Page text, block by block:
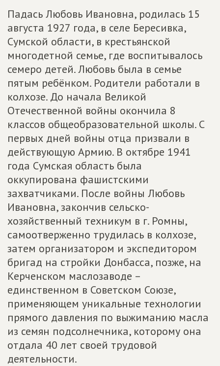
Падась Любовь Ивановна, родилась 15
августа 1927 года, в селе Бересивка,
Сумской области, в крестьянской
многодетной семье, где воспитывалось
семеро детей. Любовь была в семье
пятым ребёнком. Родители работали в
колхозе. До начала Великой
Отечественной войны окончила 8
классов общеобразовательной школы. С
первых дней войны отца призвали в
действующую Армию. В октябре 1941
года Сумская область была
оккупирована фашистскими
захватчиками. После войны Любовь
Ивановна, закончив сельско-
хозяйственный техникум в г. Ромны,
самоотверженно трудилась в колхозе,
затем организатором и экспедитором
бригад на стройки Донбасса, позже, на
Керченском маслозаводе –
единственном в Советском Союзе,
применяющем уникальные технологии
прямого давления по выжиманию масла
из семян подсолнечника, которому она
отдала 40 лет своей трудовой
деятельности.